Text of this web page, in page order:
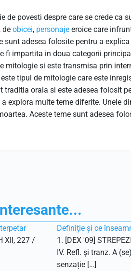
de povesti despre care se crede ca
de obicei, personaje eroice care
sunt adesea folosite pentru a
fi impartita in doua categorii
mitologie si este transmisa prin
este tipul de mitologie care este
traditia orala si este adesea folosit
explora multe teme diferite. Unele
Aceste teme sunt adesea
XII, 227 /
Definiție și ce
1. [DEX '09]
IV. Refl. și tranz. A
senzație […]